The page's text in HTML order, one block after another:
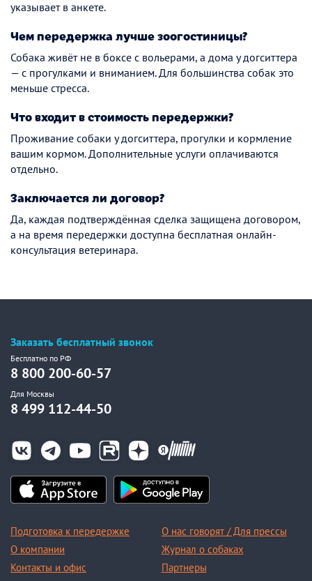
указывает в анкете.
Чем передержка лучше зоогостиницы?
Собака живёт не в боксе с вольерами, а дома у догситтера
— с прогулками и вниманием. Для большинства собак это
меньше стресса.
Что входит в стоимость передержки?
Проживание собаки у догситтера, прогулки и кормление
вашим кормом. Дополнительные услуги оплачиваются
отдельно.
Заключается ли договор?
Да, каждая подтверждённая сделка защищена договором,
а на время передержки доступна бесплатная онлайн-
консультация ветеринара.
Заказать бесплатный звонок
Бесплатно по РФ
8 800 200-60-57
Для Москвы
8 499 112-44-50
Подготовка к передержке
О компании
Контакты и офис
О нас говорят / Для прессы
Журнал о собаках
Партнеры